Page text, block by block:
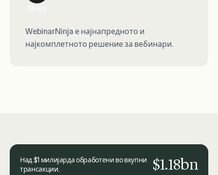
WebinarNinja е најнапредното и
најкомплетното решение за вебинари.
Над $1 милијарда обработени во вкупни
трансакции.
$1.18bn